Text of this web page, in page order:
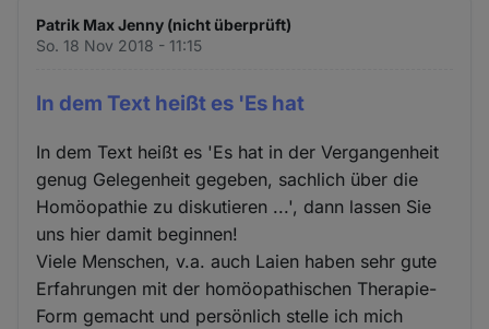
Patrik Max Jenny (nicht überprüft)
So. 18 Nov 2018 - 11:15
In dem Text heißt es 'Es hat
In dem Text heißt es 'Es hat in der Vergangenheit
genug Gelegenheit gegeben, sachlich über die
Homöopathie zu diskutieren ...', dann lassen Sie
uns hier damit beginnen!
Viele Menschen, v.a. auch Laien haben sehr gute
Erfahrungen mit der homöopathischen Therapie-
Form gemacht und persönlich stelle ich mich